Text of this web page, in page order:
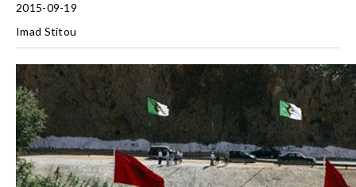
2015-09-19
Imad Stitou